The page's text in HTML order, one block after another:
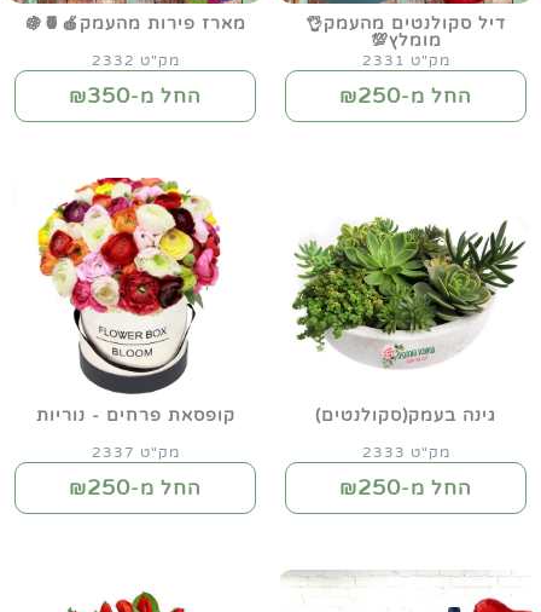
דיל סקולנטים מהעמק👌
מומלץ💯
מק"ט 2331
החל מ-₪250
מארז פירות מהעמק🍎🍍🍇
מק"ט 2332
החל מ-₪350
גינה בעמק(סקולנטים)
מק"ט 2333
החל מ-₪250
קופסאת פרחים - נוריות
מק"ט 2337
החל מ-₪250